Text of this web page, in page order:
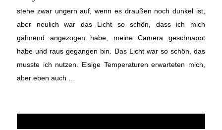
stehe zwar ungern auf, wenn es draußen noch dunkel ist,
aber neulich war das Licht so schön, dass ich mich
gähnend angezogen habe, meine Camera geschnappt
habe und raus gegangen bin. Das Licht war so schön, das
musste ich nutzen. Eisige Temperaturen erwarteten mich,
aber eben auch …